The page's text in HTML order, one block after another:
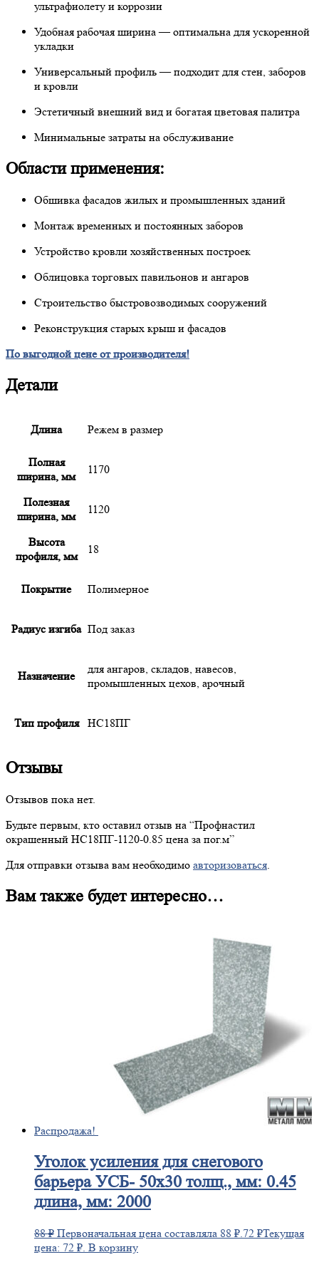
ультрафиолету и коррозии
Удобная рабочая ширина — оптимальна для ускоренной
укладки
Универсальный профиль — подходит для стен, заборов
и кровли
Эстетичный внешний вид и богатая цветовая палитра
Минимальные затраты на обслуживание
Области применения:
Обшивка фасадов жилых и промышленных зданий
Монтаж временных и постоянных заборов
Устройство кровли хозяйственных построек
Облицовка торговых павильонов и ангаров
Строительство быстровозводимых сооружений
Реконструкция старых крыш и фасадов
По выгодной цене от производителя!
Детали
Длина Режем в размер
Полная
ширина, мм
1170
Полезная
ширина, мм
1120
Высота
профиля, мм
18
Покрытие Полимерное
Радиус изгиба Под заказ
Назначение
для ангаров, складов, навесов,
промышленных цехов, арочный
Тип профиля НС18ПГ
Отзывы
Отзывов пока нет.
Будьте первым, кто оставил отзыв на “Профнастил
окрашенный НС18ПГ-1120-0.85 цена за пог.м”
Для отправки отзыва вам необходимо авторизоваться.
Вам также будет интересно…
Распродажа!
Уголокусиления для снегового
барьера УСБ- 50х30 толщ., мм: 0.45
длина, мм: 2000
88₽ Первоначальная цена составляла 88 ₽.72 ₽Текущая
цена: 72 ₽. В корзину